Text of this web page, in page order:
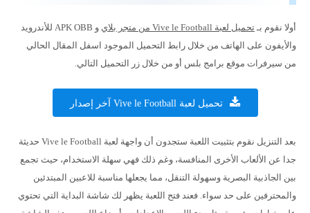
أولا نقوم بـ تحميل لعبة Vive le Football من متجر بلاي
و APK OBB للأندرويد
والأيفون على الهاتف من خلال رابط التحميل الموجود اسفل المقال الحالي
من سيرفرات موقع برامج بلس أو من خلال زر التحميل التالي.
تحميل لعبة Vive le Football آخر إصدار
بعد التنزيل نقوم بتثبيت اللعبة ستجدون أن واجهة لعبة Vive le Football حديثة
جدا عن الألعاب الأخرى المنافسة، وغم ذلك فهي سهلة الاستخدام، حيث تجمع
بين الجاذبية البصرية وسهولة التنقل، مما يجعلها مناسبة للاعبين المبتدئين
والمحترفين على حد سواء. فعند فتح اللعبة يظهر لك شاشة البداية التي تحتوي